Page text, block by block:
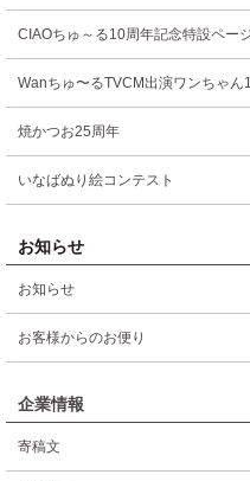
CIAOちゅ～る10周年記念特設ペー
Wanちゅ〜るTVCM出演ワンちゃん
焼かつお25周年
いなばぬり絵コンテスト
お知らせ
お知らせ
お客様からのお便り
企業情報
寄稿文